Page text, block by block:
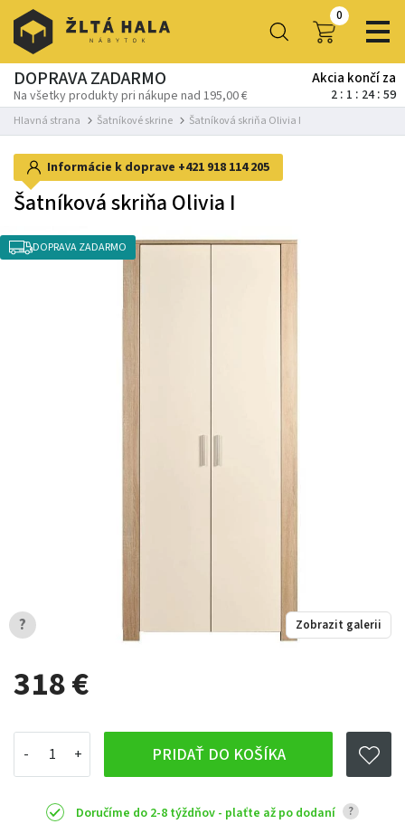
0
DOPRAVA ZADARMO
Na všetky produkty pri nákupe nad 195,00 €
Akcia končí za
2 1 24 59
Hlavná strana Šatníkové skrine Šatníková skriňa Olivia I
318 €
PRIDAŤ DO KOŠÍKA
Doručíme do 2-8 týždňov - plaťte až po dodaní ?
Informácie k doprave +421 918 114 205
Šatníková skriňa Olivia I
DOPRAVA ZADARMO
Zobrazit galerii
?